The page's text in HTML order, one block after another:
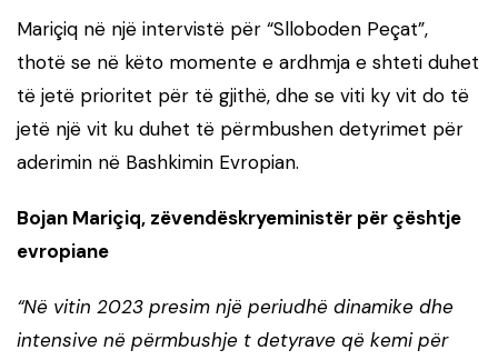
Mariçiq në një intervistë për “Slloboden Peçat”,
thotë se në këto momente e ardhmja e shteti duhet
të jetë prioritet për të gjithë, dhe se viti ky vit do të
jetë një vit ku duhet të përmbushen detyrimet për
aderimin në Bashkimin Evropian.
Bojan Mariçiq, zëvendëskryeministër për çështje
evropiane
“Në vitin 2023 presim një periudhë dinamike dhe
intensive në përmbushje t detyrave që kemi për